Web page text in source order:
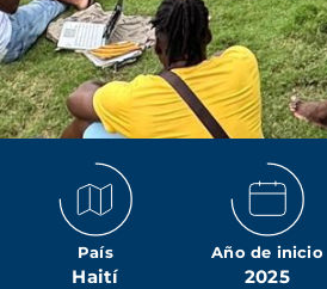
País
Haití
Año de inicio
2025